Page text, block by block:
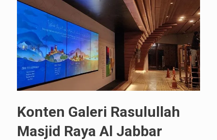
Konten Galeri Rasulullah
Masjid Raya Al Jabbar